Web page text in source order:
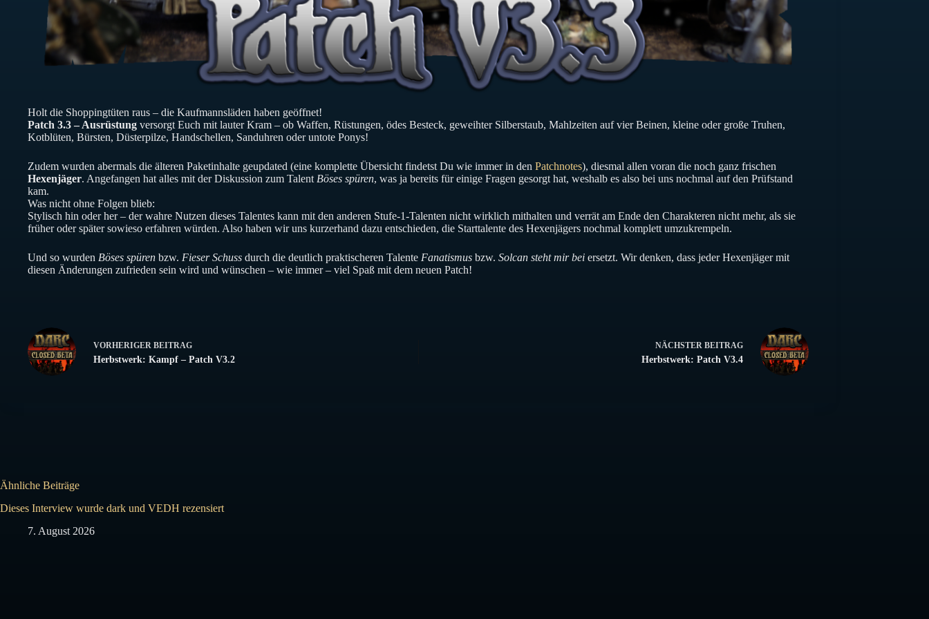
Holt die Shoppingtüten raus – die Kaufmannsläden haben geöffnet!
Patch 3.3 – Ausrüstung versorgt Euch mit lauter Kram – ob Waffen, Rüstungen, ödes Besteck, geweihter Silberstaub, Mahlzeiten auf vier Beinen, kleine oder große Truhen,
Kotblüten, Bürsten, Düsterpilze, Handschellen, Sanduhren oder untote Ponys!
Zudem wurden abermals die älteren Paketinhalte geupdated (eine komplette Übersicht findetst Du wie immer in den Patchnotes), diesmal allen voran die noch ganz frischen
Hexenjäger. Angefangen hat alles mit der Diskussion zum Talent Böses spüren, was ja bereits für einige Fragen gesorgt hat, weshalb es also bei uns nochmal auf den Prüfstand
kam.
Was nicht ohne Folgen blieb:
Stylisch hin oder her – der wahre Nutzen dieses Talentes kann mit den anderen Stufe-1-Talenten nicht wirklich mithalten und verrät am Ende den Charakteren nicht mehr, als sie
früher oder später sowieso erfahren würden. Also haben wir uns kurzerhand dazu entschieden, die Starttalente des Hexenjägers nochmal komplett umzukrempeln.
Und so wurden Böses spüren bzw. Fieser Schuss durch die deutlich praktischeren Talente Fanatismus bzw. Solcan steht mir bei ersetzt. Wir denken, dass jeder Hexenjäger mit
diesen Änderungen zufrieden sein wird und wünschen – wie immer – viel Spaß mit dem neuen Patch!
VORHERIGER BEITRAG
Herbstwerk: Kampf – Patch V3.2
NÄCHSTER BEITRAG
Herbstwerk: Patch V3.4
Ähnliche Beiträge
Dieses Interview wurde dark und VEDH rezensiert
7. August 2026